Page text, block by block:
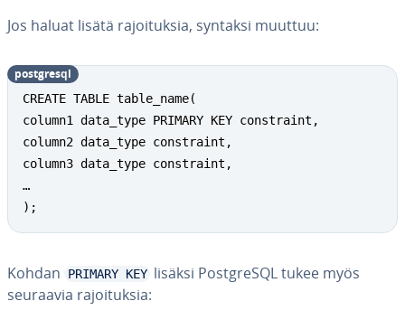
Jos haluat lisätä ra­joi­tuk­sia, syntaksi muuttuu:
CREATE TABLE table_name(
column1 data_type PRIMARY KEY constraint,
column2 data_type constraint,
column3 data_type constraint,
…
);
postgresql
Kohdan PRIMARY KEY lisäksi PostgreSQL tukee myös
seuraavia ra­joi­tuk­sia: